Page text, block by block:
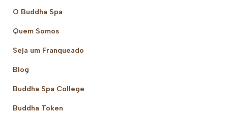
O Buddha Spa
Quem Somos
Seja um Franqueado
Blog
Buddha Spa College
Buddha Token